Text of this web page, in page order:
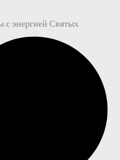
с энергией Святых